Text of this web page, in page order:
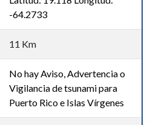
-64.2733
11 Km
No hay Aviso, Advertencia o
Vigilancia de tsunami para
Puerto Rico e Islas Vírgenes